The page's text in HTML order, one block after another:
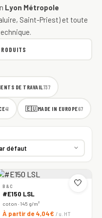
Lyon Métropole
Saint-Priest) et toute
DE TRAVAIL737
41 🇪🇺MADE IN EUROPE67
🤍
B&C
#E150 LSL
coton · 145 g/m²
À partir de 4,04€ / u. HT